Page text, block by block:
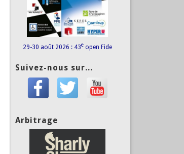
29-30 août 2026 : 43e open Fide
Suivez-nous sur...
Arbitrage